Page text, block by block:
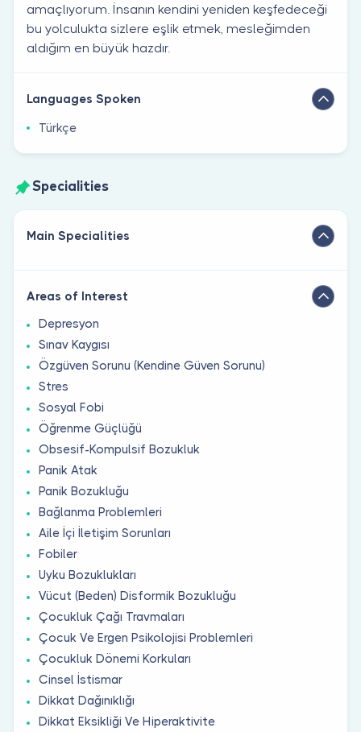
amaçlıyorum. İnsanın kendini yeniden keşfedeceği
bu yolculukta sizlere eşlik etmek, mesleğimden
aldığım en büyük hazdır.
Languages Spoken
Türkçe
Specialities
Main Specialities
Areas of Interest
Depresyon
Sınav Kaygısı
Özgüven Sorunu (Kendine Güven Sorunu)
Stres
Sosyal Fobi
Öğrenme Güçlüğü
Obsesif-Kompulsif Bozukluk
Panik Atak
Panik Bozukluğu
Bağlanma Problemleri
Aile İçi İletişim Sorunları
Fobiler
Uyku Bozuklukları
Vücut (Beden) Disformik Bozukluğu
Çocukluk Çağı Travmaları
Çocuk Ve Ergen Psikolojisi Problemleri
Çocukluk Dönemi Korkuları
Cinsel İstismar
Dikkat Dağınıklığı
Dikkat Eksikliği Ve Hiperaktivite